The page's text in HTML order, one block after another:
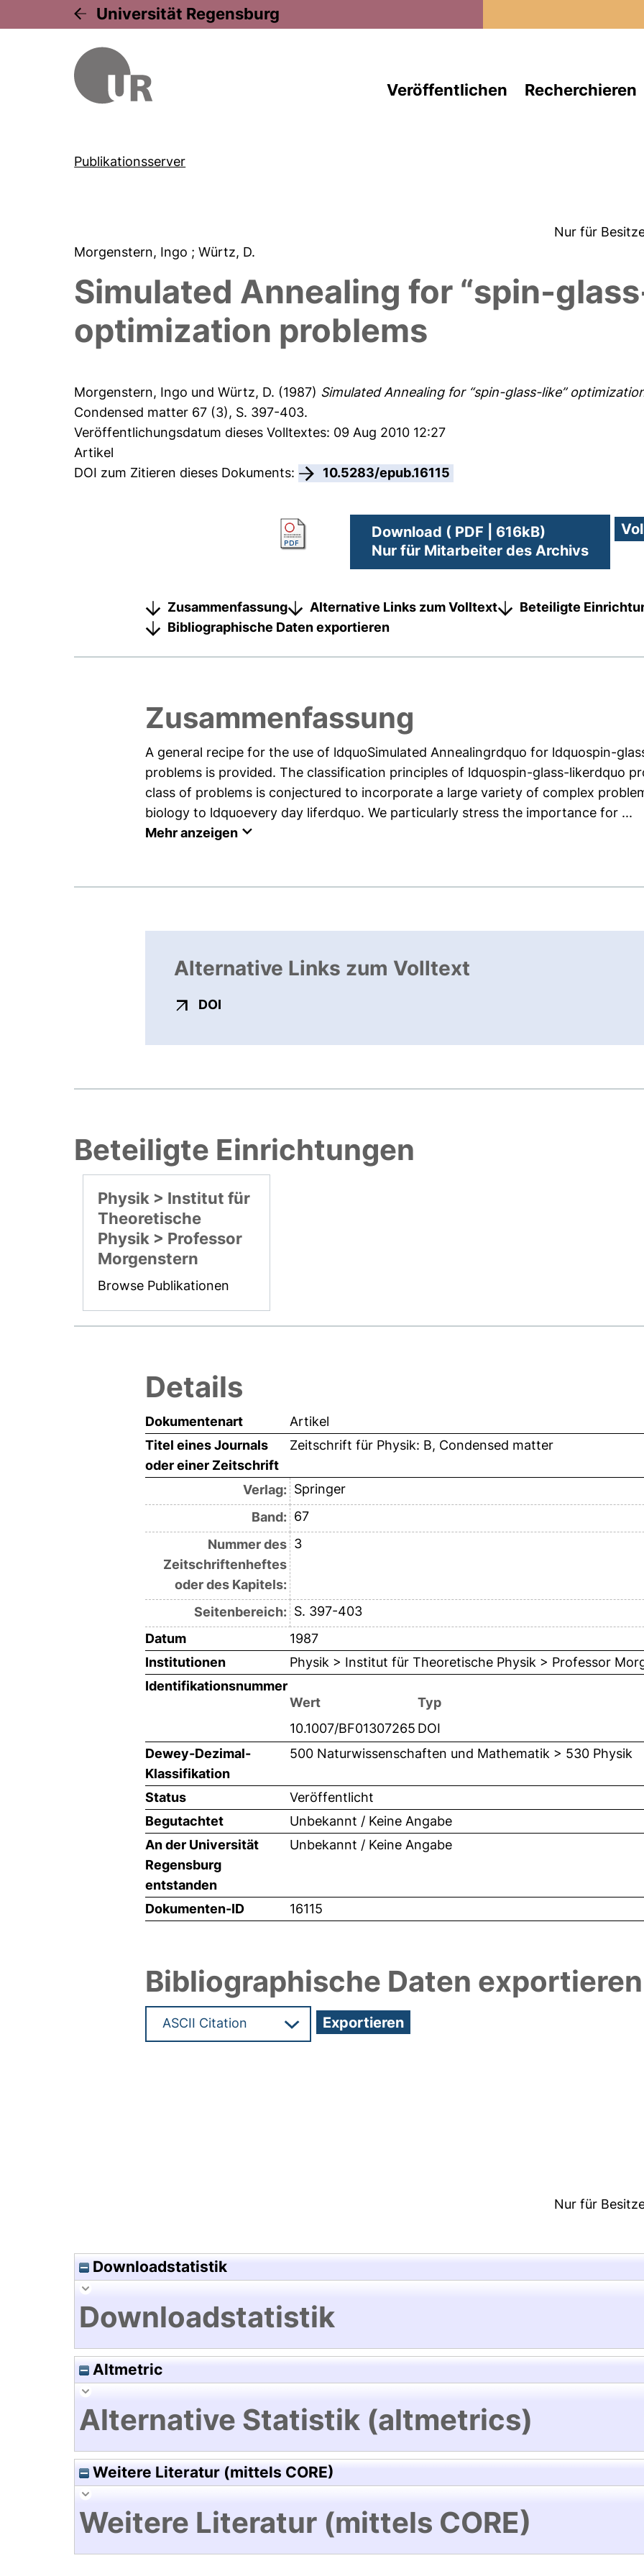
Universität Regensburg
Veröffentlichen Recherchieren
Publikationsserver
Nur für
Morgenstern, Ingo ; Würtz, D.
Simulated Annealing for “spin-
optimization problems
Morgenstern, Ingo undWürtz, D. (1987) Simulated Annealing for “spin-glass-like”
Condensed matter 67 (3), S. 397-403.
Veröffentlichungsdatum dieses Volltextes: 09 Aug 2010 12:27
Artikel
DOI zum Zitieren dieses Dokuments:
10.5283/epub.16115
Download ( PDF | 616kB)
Nur für Mitarbeiter des Archivs
Zusammenfassung Alternative Links zum Volltext Beteiligte
Bibliographische Daten exportieren
Zusammenfassung
A general recipe for the use of ldquoSimulated Annealingrdquo for ldquospin-
problems is provided. The classification principles of ldquospin-glass-likerdquo
class of problems is conjectured to incorporate a large variety of complex
biology to ldquoevery day liferdquo. We particularly stress the importance for ...
Mehr anzeigen
Alternative Links zum Volltext
DOI
Beteiligte Einrichtungen
Physik > Institut für
Theoretische
Physik > Professor
Morgenstern
Browse Publikationen
Details
Dokumentenart
Artikel
Titel eines Journals
oder einer Zeitschrift
Zeitschrift für Physik: B, Condensed matter
Verlag: Springer
Band: 67
Nummer des
Zeitschriftenheftes
oder des Kapitels:
3
Seitenbereich: S. 397-403
Datum
1987
Institutionen
Physik > Institut für Theoretische Physik > Professor
Identifikationsnummer
Wert
Typ
10.1007/BF01307265 DOI
Dewey-Dezimal-
Klassifikation
500 Naturwissenschaften und Mathematik > 530 Physik
Status
Veröffentlicht
Begutachtet
Unbekannt / Keine Angabe
An der Universität
Regensburg
entstanden
Unbekannt / Keine Angabe
Dokumenten-ID 16115
Bibliographische Daten exportieren
Nur für
Downloadstatistik
Downloadstatistik
Altmetric
Alternative Statistik (altmetrics)
Weitere Literatur (mittels CORE)
Weitere Literatur (mittels CORE)